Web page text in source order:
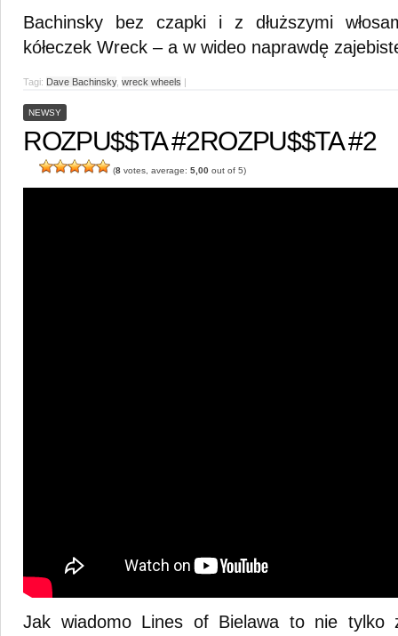
Bachinsky bez czapki i z dłuższymi
kółeczek Wreck – a w wideo naprawdę
Tagi: Dave Bachinsky, wreck wheels |
NEWSY
ROZPU$$TA #2ROZPU$$TA #2
(8 votes, average: 5,00 out of 5)
Jak wiadomo Lines of Bielawa to nie tylko